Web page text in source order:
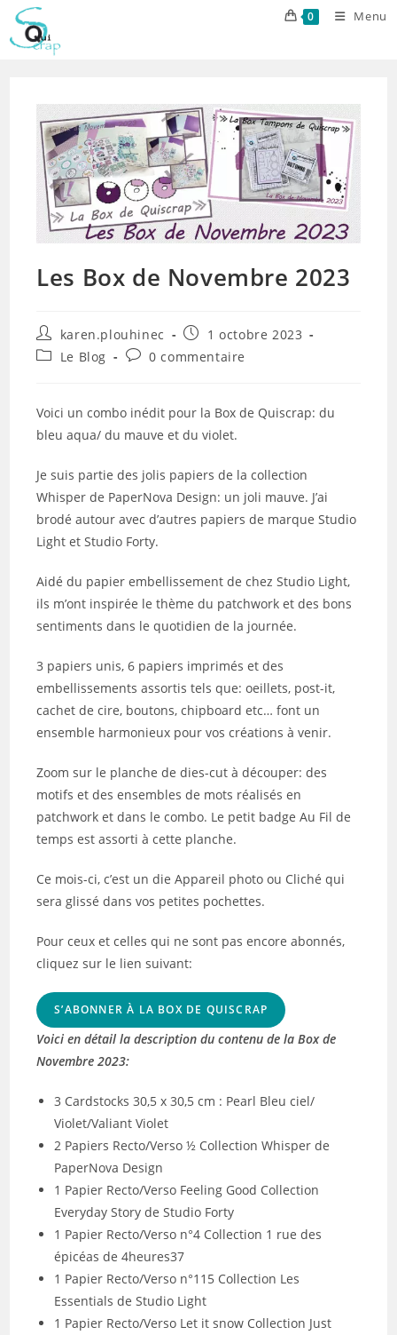
Skip
content
0 Menu
Les Box de Novembre 2023
Auteur/autrice
de
la
karen.plouhinec
Publication
publiée :
1 octobre 2023
PostLe Blog
Commentaires
publication :
0 commentaire
Voici un combo inédit pour la Box de Quiscrap: du
bleu aqua/ du mauve et du violet.
Je suis partie des jolis papiers de la collection
Whisper de PaperNova Design: un joli mauve. J’ai
brodé autour avec d’autres papiers de marque Studio
Light et Studio Forty.
Aidé du papier embellissement de chez Studio Light,
ils m’ont inspirée le thème du patchwork et des bons
sentiments dans le quotidien de la journée.
3 papiers unis, 6 papiers imprimés et des
embellissements assortis tels que: oeillets, post-it,
cachet de cire, boutons, chipboard etc… font un
ensemble harmonieux pour vos créations à venir.
Zoom sur le planche de dies-cut à découper: des
motifs et des ensembles de mots réalisés en
patchwork et dans le combo. Le petit badge Au Fil de
temps est assorti à cette planche.
Ce mois-ci, c’est un die Appareil photo ou Cliché qui
sera glissé dans vos petites pochettes.
Pour ceux et celles qui ne sont pas encore abonnés,
cliquez sur le lien suivant:
S’ABONNER À LA BOX DE QUISCRAP
Voici en détail la description du contenu de la Box de
Novembre 2023:
3 Cardstocks 30,5 x 30,5 cm : Pearl Bleu ciel/
Violet/Valiant Violet
2 Papiers Recto/Verso ½ Collection Whisper de
PaperNova Design
1 Papier Recto/Verso Feeling Good Collection
Everyday Story de Studio Forty
1 Papier Recto/Verso n°4 Collection 1 rue des
épicéas de 4heures37
1 Papier Recto/Verso n°115 Collection Les
Essentials de Studio Light
1 Papier Recto/Verso Let it snow Collection Just